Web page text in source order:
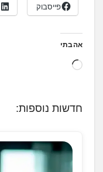
פייסבוק
אהבתי
ט
.
.
חדשות נוספות: